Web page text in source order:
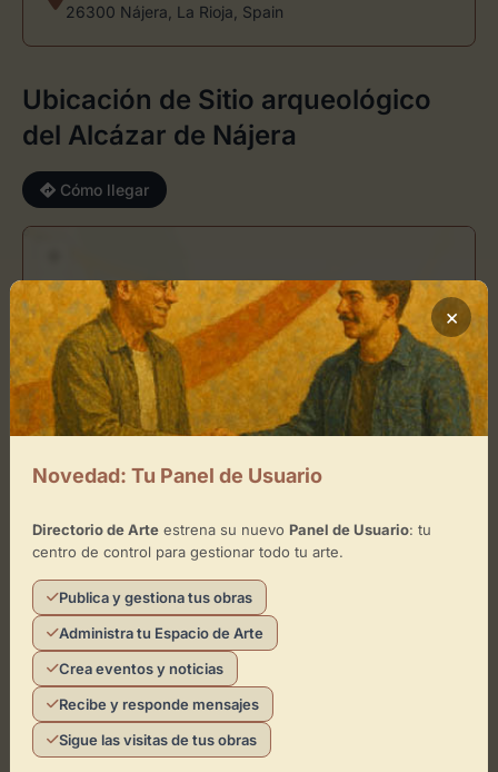
26300 Nájera, La Rioja, Spain
Ubicación de Sitio arqueológico
del Alcázar de Nájera
Cómo llegar
Sitio arqueológico del Alcázar de Nájera
×
−
Leaflet
Toca el mapa para interactuar
¿Eres el representante de este
espacio?
×
Novedad: Tu Panel de Usuario
Directorio de Arteestrena su nuevo Panel de Usuario: tu
centro de control para gestionar todo tu arte.
Publica y gestiona tus obras
Administra tu Espacio de Arte
Crea eventos y noticias
Recibe y responde mensajes
Sigue las visitas de tus obras